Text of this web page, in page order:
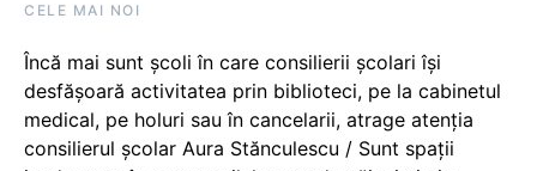
CELE MAI NOI
Încă mai sunt școli în care consilierii școlari își
desfășoară activitatea prin biblioteci, pe la cabinetul
medical, pe holuri sau în cancelarii, atrage atenția
consilierul școlar Aura Stănculescu / Sunt spații